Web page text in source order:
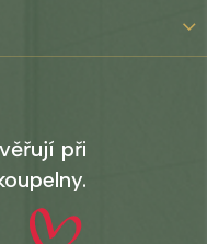
při